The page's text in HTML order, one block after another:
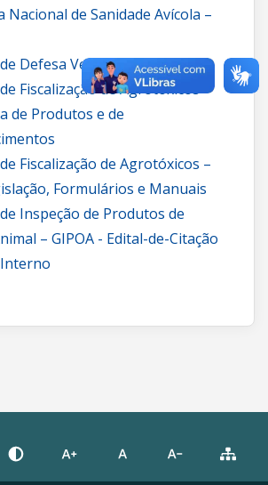
Nacional de Sanidade Avícola –
Defesa Vegetal – GDV
Fiscalização de Agrotóxicos –
de Produtos e de
Fiscalização de Agrotóxicos –
Formulários e Manuais
Inspeção de Produtos de
– GIPOA - Edital-de-Citação